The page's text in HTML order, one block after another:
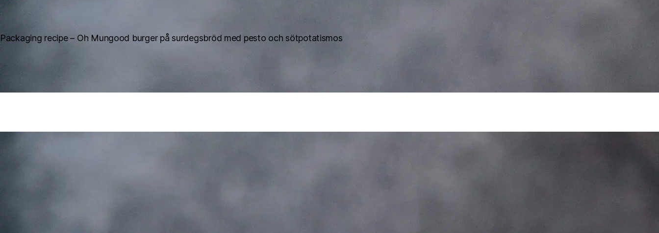
Packaging recipe – Oh Mungood burger på surdegsbröd med pesto och sötpotatismos